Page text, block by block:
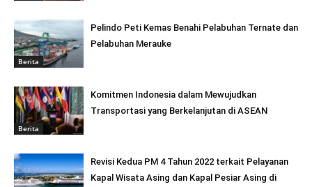
Berita
Pelindo Peti Kemas Benahi Pelabuhan Ternate dan
Pelabuhan Merauke
Berita
Komitmen Indonesia dalam Mewujudkan
Transportasi yang Berkelanjutan di ASEAN
Revisi Kedua PM 4 Tahun 2022 terkait Pelayanan
Kapal Wisata Asing dan Kapal Pesiar Asing di